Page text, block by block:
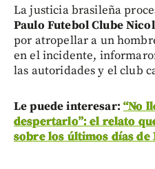
La justicia brasileña
Paulo Futebol Clube
por atropellar a un
en el incidente,
las autoridades y el club
Le puede interesar: “No
despertarlo”: el relato
sobre los últimos días de